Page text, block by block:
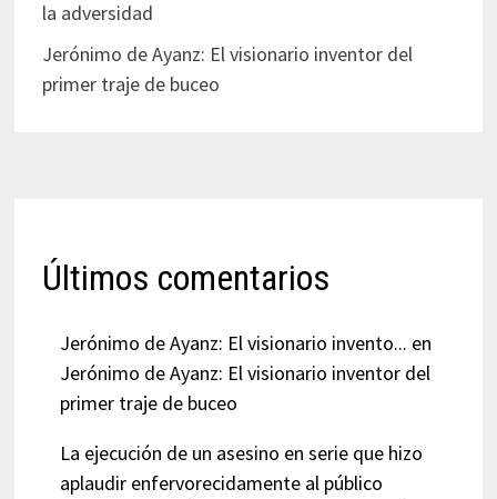
la adversidad
Jerónimo de Ayanz: El visionario inventor del
primer traje de buceo
Últimos comentarios
Jerónimo de Ayanz: El visionario invento... en
Jerónimo de Ayanz: El visionario inventor del
primer traje de buceo
La ejecución de un asesino en serie que hizo
aplaudir enfervorecidamente al público